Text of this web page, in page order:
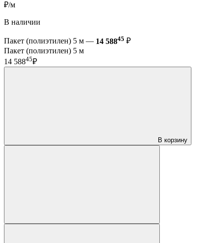
₽/м
В наличии
Пакет (полиэтилен) 5 м — 14 58845 ₽
Пакет (полиэтилен) 5 м
14 58845₽
В корзину